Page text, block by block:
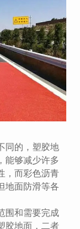
同的，塑胶地
能够减少许多
，而彩色沥青
地面防滑等各
围和需要完成
胶地面，二者